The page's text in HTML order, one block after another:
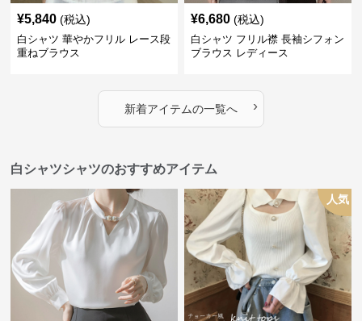
¥5,840 (税込)
白シャツ 華やかフリル レース段
重ねブラウス
¥6,680 (税込)
白シャツ フリル襟 長袖シフォン
ブラウス レディース
新着アイテムの一覧へ ›
白シャツシャツのおすすめアイテム
人気